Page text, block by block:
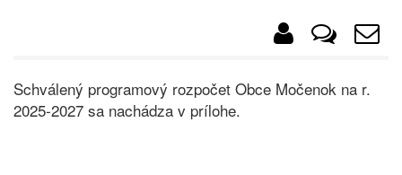
Schválený programový rozpočet Obce Močenok na r.
2025-2027 sa nachádza v prílohe.